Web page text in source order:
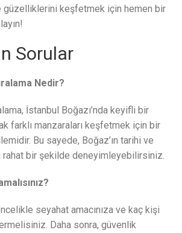
güzelliklerini keşfetmek için hemen bir
Sorular
Nedir?
İstanbul Boğazı’nda keyifli bir
farklı manzaraları keşfetmek için bir
Bu sayede, Boğaz’ın tarihi ve
bir şekilde deneyimleyebilirsiniz.
seyahat amacınıza ve kaç kişi
Daha sonra, güvenlik